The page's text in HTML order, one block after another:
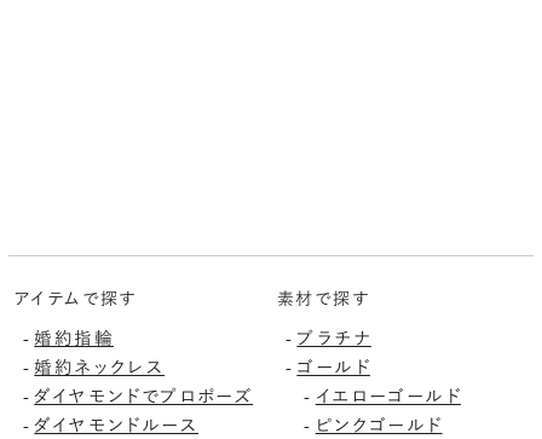
アイテムで探す
-婚約指輪
-婚約ネックレス
-ダイヤモンドでプロポーズ
-ダイヤモンドルース
素材で探す
- プラチナ
- ゴールド
- イエローゴールド
- ピンクゴールド